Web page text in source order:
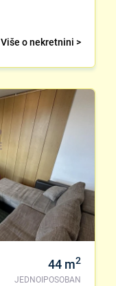
Više o nekretnini >
44 m2
JEDNOIPOSOBAN